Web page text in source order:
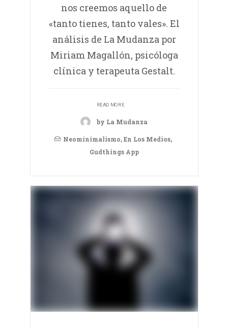
nos creemos aquello de
«tanto tienes, tanto vales». El
análisis de La Mudanza por
Miriam Magallón, psicóloga
clínica y terapeuta Gestalt.
READ MORE
by La Mudanza
Neominimalismo,En Los Medios,
Gudthings App